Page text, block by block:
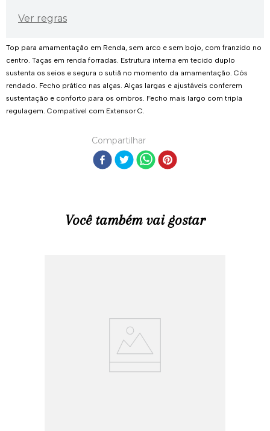
Ver regras
Top para amamentação em Renda, sem arco e sem bojo, com franzido no
centro. Taças em renda forradas. Estrutura interna em tecido duplo
sustenta os seios e segura o sutiã no momento da amamentação. Cós
rendado. Fecho prático nas alças. Alças largas e ajustáveis conferem
sustentação e conforto para os ombros. Fecho mais largo com tripla
regulagem. Compatível com Extensor C.
Compartilhar
Você também vai gostar